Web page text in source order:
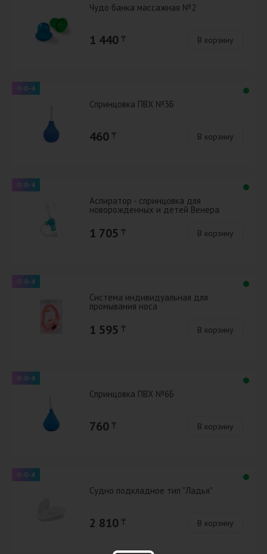
Чудо банка массажная №2
1 440 ₸ В корзину
0-0-4
Спринцовка ПВХ №3Б
460 ₸ В корзину
0-0-4
Аспиратор - спринцовка для
новорожденных и детей Венера
1 705 ₸ В корзину
0-0-4
Система индивидуальная для
промывания носа
1 595 ₸ В корзину
0-0-4
Спринцовка ПВХ №6Б
760 ₸ В корзину
0-0-4
Судно подкладное тип "Ладья"
2 810 ₸ В корзину